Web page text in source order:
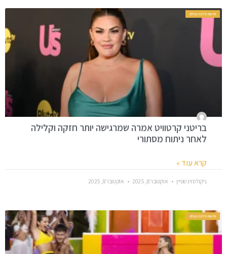
חדשות סלבס בעולם
בריטני קרטוויט אמרה שמרגישה יותר חזקה וקלילה
לאחר ניתוח מסתורי
קרא עוד »
ניקולס וינשטיין אוקטובר 8, 2025 אוקטובר 8, 2025
חדשות סלבס בעולם